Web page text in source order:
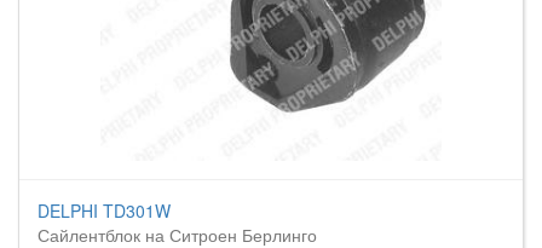
DELPHI TD301W
Сайлентблок на Ситроен Берлинго